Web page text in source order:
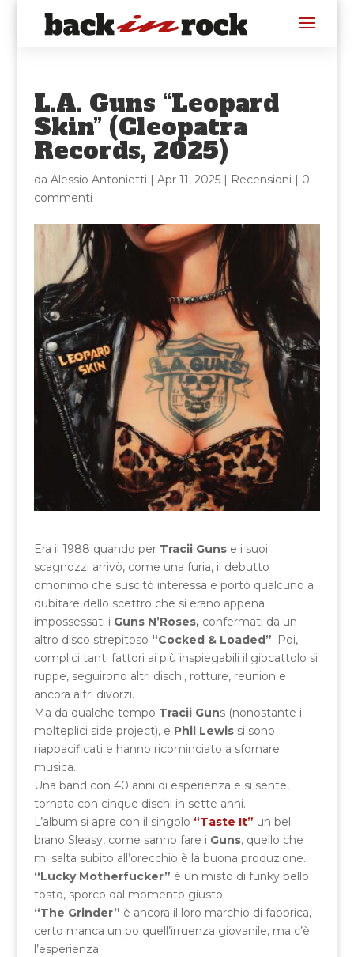
L.A. Guns “Leopard
Skin” (Cleopatra
Records, 2025)
da Alessio Antonietti | Apr 11, 2025| Recensioni | 0
commenti
Era il 1988 quando per Tracii Guns e i suoi
scagnozzi arrivò, come una furia, il debutto
omonimo che suscitò interessa e portò qualcuno a
dubitare dello scettro che si erano appena
impossessati i Guns N’Roses,confermati da un
altro disco strepitoso “Cocked & Loaded”. Poi,
complici tanti fattori ai più inspiegabili il giocattolo si
ruppe, seguirono altri dischi, rotture, reunion e
ancora altri divorzi.
Ma da qualche tempo Tracii Guns (nonostante i
molteplici side project), e Phil Lewissi sono
riappacificati e hanno ricominciato a sfornare
musica.
Una band con 40 anni di esperienza e si sente,
tornata con cinque dischi in sette anni.
L’album si apre con il singolo “Taste It” un bel
brano Sleasy, come sanno fare i Guns, quello che
mi salta subito all’orecchio è la buona produzione.
“Lucky Motherfucker” è un misto di funky bello
tosto, sporco dal momento giusto.
“The Grinder” è ancora il loro marchio di fabbrica,
certo manca un po quell’irruenza giovanile, ma c’è
l’esperienza.